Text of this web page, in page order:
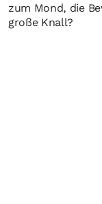
zum Mond, die
große Knall?